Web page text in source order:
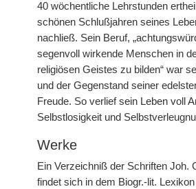
40 wöchentliche Lehrstunden
schönen Schlußjahren seines
nachließ. Sein Beruf,
segenvoll wirkende Menschen in
religiösen Geistes zu bilden“ war
und der Gegenstand seiner
Freude. So verlief sein Leben voll
Selbstlosigkeit und
Werke
Ein Verzeichniß der Schriften Joh.
findet sich in dem Biogr.-lit.